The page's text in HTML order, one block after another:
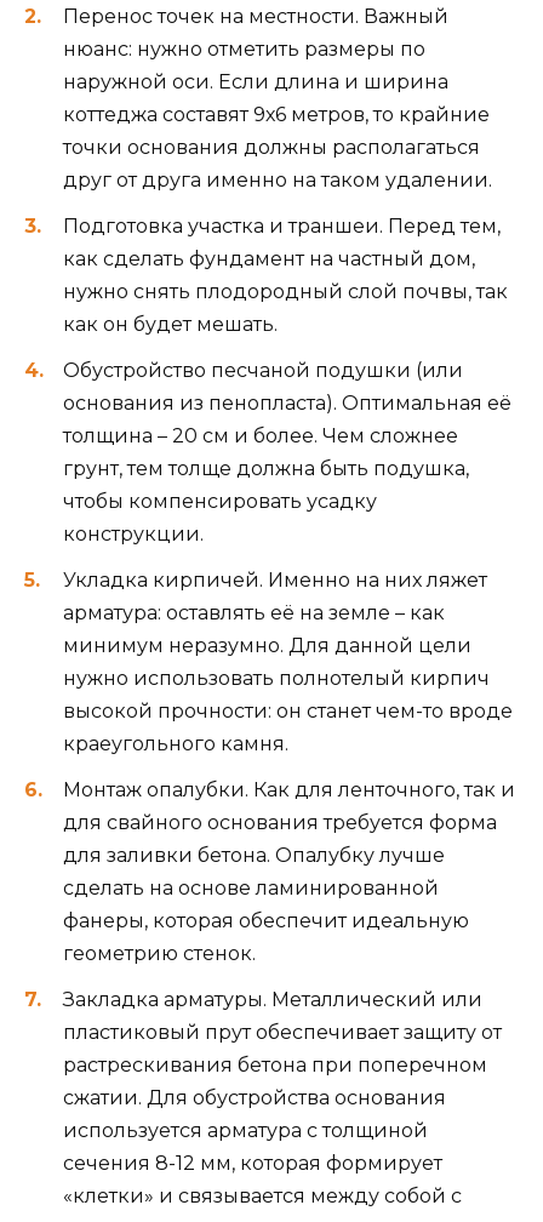
Перенос точек на местности. Важный
нюанс: нужно отметить размеры по
наружной оси. Если длина и ширина
коттеджа составят 9х6 метров, то крайние
точки основания должны располагаться
друг от друга именно на таком удалении.
Подготовка участка и траншеи. Перед тем,
как сделать фундамент на частный дом,
нужно снять плодородный слой почвы, так
как он будет мешать.
Обустройство песчаной подушки (или
основания из пенопласта). Оптимальная её
толщина – 20 см и более. Чем сложнее
грунт, тем толще должна быть подушка,
чтобы компенсировать усадку
конструкции.
Укладка кирпичей. Именно на них ляжет
арматура: оставлять её на земле – как
минимум неразумно. Для данной цели
нужно использовать полнотелый кирпич
высокой прочности: он станет чем-то вроде
краеугольного камня.
Монтаж опалубки. Как для ленточного, так и
для свайного основания требуется форма
для заливки бетона. Опалубку лучше
сделать на основе ламинированной
фанеры, которая обеспечит идеальную
геометрию стенок.
Закладка арматуры. Металлический или
пластиковый прут обеспечивает защиту от
растрескивания бетона при поперечном
сжатии. Для обустройства основания
используется арматура с толщиной
сечения 8-12 мм, которая формирует
«клетки» и связывается между собой с